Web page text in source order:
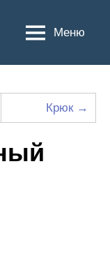
Меню
Крюк →